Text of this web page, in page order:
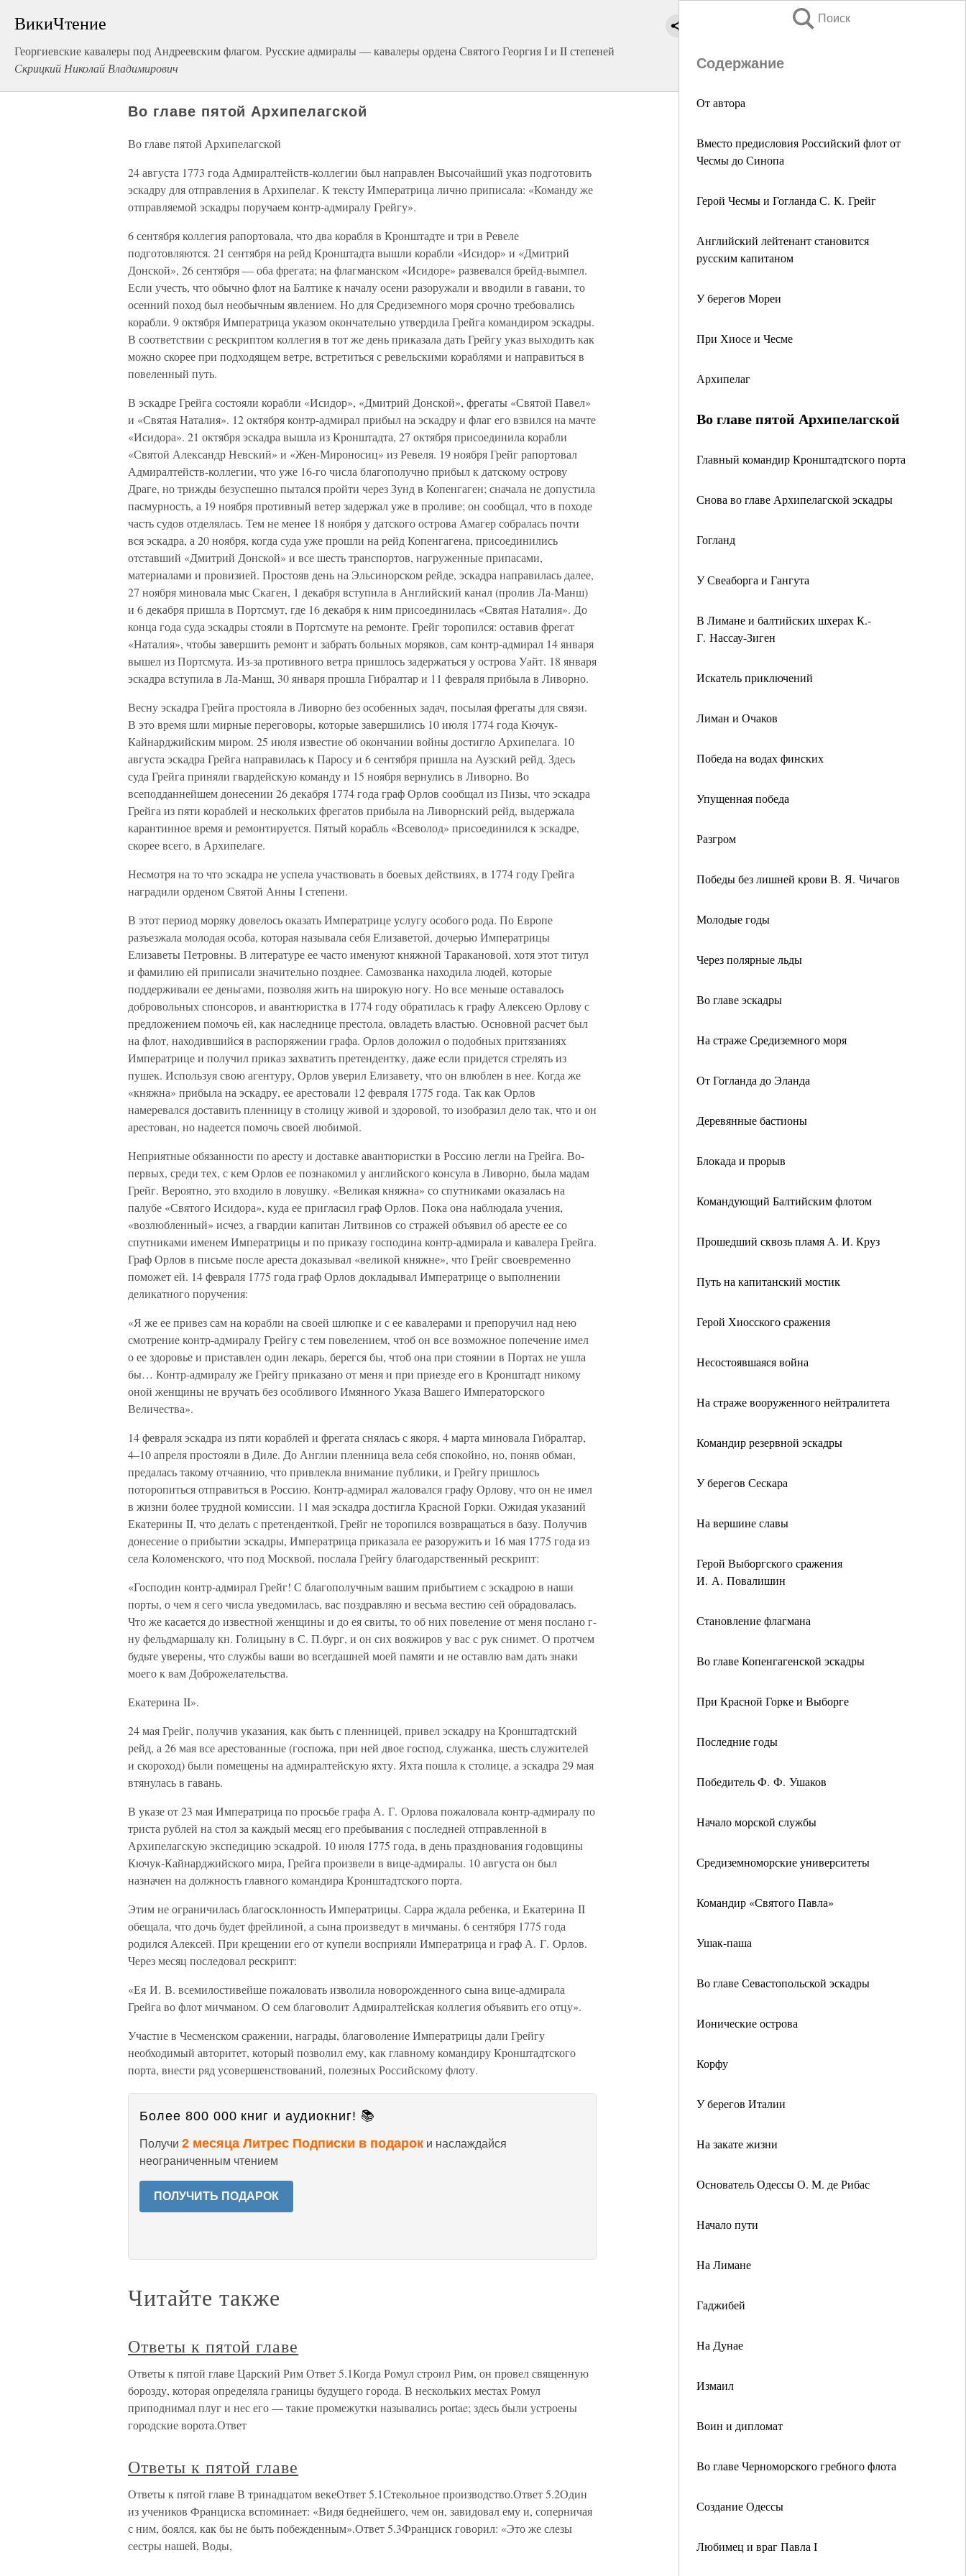
ВикиЧтение
Георгиевские кавалеры под Андреевским флагом. Русские адмиралы — кавалеры ордена Святого Георгия I и II степеней
Скрицкий Николай Владимирович
Поиск
Содержание
От автора
Вместо предисловия Российский флот от
Чесмы до Синопа
Герой Чесмы и Гогланда С. К. Грейг
Английский лейтенант становится
русским капитаном
У берегов Мореи
При Хиосе и Чесме
Архипелаг
Во главе пятой Архипелагской
Главный командир Кронштадтского порта
Снова во главе Архипелагской эскадры
Гогланд
У Свеаборга и Гангута
В Лимане и балтийских шхерах К.-
Г. Нассау-Зиген
Искатель приключений
Лиман и Очаков
Победа на водах финских
Упущенная победа
Разгром
Победы без лишней крови В. Я. Чичагов
Молодые годы
Через полярные льды
Во главе эскадры
На страже Средиземного моря
От Гогланда до Эланда
Деревянные бастионы
Блокада и прорыв
Командующий Балтийским флотом
Прошедший сквозь пламя А. И. Круз
Путь на капитанский мостик
Герой Хиосского сражения
Несостоявшаяся война
На страже вооруженного нейтралитета
Командир резервной эскадры
У берегов Сескара
На вершине славы
Герой Выборгского сражения
И. А. Повалишин
Становление флагмана
Во главе Копенгагенской эскадры
При Красной Горке и Выборге
Последние годы
Победитель Ф. Ф. Ушаков
Начало морской службы
Средиземноморские университеты
Командир «Святого Павла»
Ушак-паша
Во главе Севастопольской эскадры
Ионические острова
Корфу
У берегов Италии
На закате жизни
Основатель Одессы О. М. де Рибас
Начало пути
На Лимане
Гаджибей
На Дунае
Измаил
Воин и дипломат
Во главе Черноморского гребного флота
Создание Одессы
Любимец и враг Павла I
Во главе пятой Архипелагской
Во главе пятой Архипелагской
24 августа 1773 года Адмиралтейств-коллегии был направлен Высочайший указ подготовить
эскадру для отправления в Архипелаг. К тексту Императрица лично приписала: «Команду же
отправляемой эскадры поручаем контр-адмиралу Грейгу».
6 сентября коллегия рапортовала, что два корабля в Кронштадте и три в Ревеле
подготовляются. 21 сентября на рейд Кронштадта вышли корабли «Исидор» и «Дмитрий
Донской», 26 сентября — оба фрегата; на флагманском «Исидоре» развевался брейд-вымпел.
Если учесть, что обычно флот на Балтике к началу осени разоружали и вводили в гавани, то
осенний поход был необычным явлением. Но для Средиземного моря срочно требовались
корабли. 9 октября Императрица указом окончательно утвердила Грейга командиром эскадры.
В соответствии с рескриптом коллегия в тот же день приказала дать Грейгу указ выходить как
можно скорее при подходящем ветре, встретиться с ревельскими кораблями и направиться в
повеленный путь.
В эскадре Грейга состояли корабли «Исидор», «Дмитрий Донской», фрегаты «Святой Павел»
и «Святая Наталия». 12 октября контр-адмирал прибыл на эскадру и флаг его взвился на мачте
«Исидора». 21 октября эскадра вышла из Кронштадта, 27 октября присоединила корабли
«Святой Александр Невский» и «Жен-Мироносиц» из Ревеля. 19 ноября Грейг рапортовал
Адмиралтейств-коллегии, что уже 16-го числа благополучно прибыл к датскому острову
Драге, но трижды безуспешно пытался пройти через Зунд в Копенгаген; сначала не допустила
пасмурность, а 19 ноября противный ветер задержал уже в проливе; он сообщал, что в походе
часть судов отделялась. Тем не менее 18 ноября у датского острова Амагер собралась почти
вся эскадра, а 20 ноября, когда суда уже прошли на рейд Копенгагена, присоединились
отставший «Дмитрий Донской» и все шесть транспортов, нагруженные припасами,
материалами и провизией. Простояв день на Эльсинорском рейде, эскадра направилась далее,
27 ноября миновала мыс Скаген, 1 декабря вступила в Английский канал (пролив Ла-Манш)
и 6 декабря пришла в Портсмут, где 16 декабря к ним присоединилась «Святая Наталия». До
конца года суда эскадры стояли в Портсмуте на ремонте. Грейг торопился: оставив фрегат
«Наталия», чтобы завершить ремонт и забрать больных моряков, сам контр-адмирал 14 января
вышел из Портсмута. Из-за противного ветра пришлось задержаться у острова Уайт. 18 января
эскадра вступила в Ла-Манш, 30 января прошла Гибралтар и 11 февраля прибыла в Ливорно.
Весну эскадра Грейга простояла в Ливорно без особенных задач, посылая фрегаты для связи.
В это время шли мирные переговоры, которые завершились 10 июля 1774 года Кючук-
Кайнарджийским миром. 25 июля известие об окончании войны достигло Архипелага. 10
августа эскадра Грейга направилась к Паросу и 6 сентября пришла на Аузский рейд. Здесь
суда Грейга приняли гвардейскую команду и 15 ноября вернулись в Ливорно. Во
всеподданнейшем донесении 26 декабря 1774 года граф Орлов сообщал из Пизы, что эскадра
Грейга из пяти кораблей и нескольких фрегатов прибыла на Ливорнский рейд, выдержала
карантинное время и ремонтируется. Пятый корабль «Всеволод» присоединился к эскадре,
скорее всего, в Архипелаге.
Несмотря на то что эскадра не успела участвовать в боевых действиях, в 1774 году Грейга
наградили орденом Святой Анны I степени.
В этот период моряку довелось оказать Императрице услугу особого рода. По Европе
разъезжала молодая особа, которая называла себя Елизаветой, дочерью Императрицы
Елизаветы Петровны. В литературе ее часто именуют княжной Таракановой, хотя этот титул
и фамилию ей приписали значительно позднее. Самозванка находила людей, которые
поддерживали ее деньгами, позволяя жить на широкую ногу. Но все меньше оставалось
добровольных спонсоров, и авантюристка в 1774 году обратилась к графу Алексею Орлову с
предложением помочь ей, как наследнице престола, овладеть властью. Основной расчет был
на флот, находившийся в распоряжении графа. Орлов доложил о подобных притязаниях
Императрице и получил приказ захватить претендентку, даже если придется стрелять из
пушек. Используя свою агентуру, Орлов уверил Елизавету, что он влюблен в нее. Когда же
«княжна» прибыла на эскадру, ее арестовали 12 февраля 1775 года. Так как Орлов
намеревался доставить пленницу в столицу живой и здоровой, то изобразил дело так, что и он
арестован, но надеется помочь своей любимой.
Неприятные обязанности по аресту и доставке авантюристки в Россию легли на Грейга. Во-
первых, среди тех, с кем Орлов ее познакомил у английского консула в Ливорно, была мадам
Грейг. Вероятно, это входило в ловушку. «Великая княжна» со спутниками оказалась на
палубе «Святого Исидора», куда ее пригласил граф Орлов. Пока она наблюдала учения,
«возлюбленный» исчез, а гвардии капитан Литвинов со стражей объявил об аресте ее со
спутниками именем Императрицы и по приказу господина контр-адмирала и кавалера Грейга.
Граф Орлов в письме после ареста доказывал «великой княжне», что Грейг своевременно
поможет ей. 14 февраля 1775 года граф Орлов докладывал Императрице о выполнении
деликатного поручения:
«Я же ее привез сам на корабли на своей шлюпке и с ее кавалерами и препоручил над нею
смотрение контр-адмиралу Грейгу с тем повелением, чтоб он все возможное попечение имел
о ее здоровье и приставлен один лекарь, берегся бы, чтоб она при стоянии в Портах не ушла
бы… Контр-адмиралу же Грейгу приказано от меня и при приезде его в Кронштадт никому
оной женщины не вручать без особливого Имянного Указа Вашего Императорского
Величества».
14 февраля эскадра из пяти кораблей и фрегата снялась с якоря, 4 марта миновала Гибралтар,
4–10 апреля простояли в Диле. До Англии пленница вела себя спокойно, но, поняв обман,
предалась такому отчаянию, что привлекла внимание публики, и Грейгу пришлось
поторопиться отправиться в Россию. Контр-адмирал жаловался графу Орлову, что он не имел
в жизни более трудной комиссии. 11 мая эскадра достигла Красной Горки. Ожидая указаний
Екатерины II, что делать с претенденткой, Грейг не торопился возвращаться в базу. Получив
донесение о прибытии эскадры, Императрица приказала ее разоружить и 16 мая 1775 года из
села Коломенского, что под Москвой, послала Грейгу благодарственный рескрипт:
«Господин контр-адмирал Грейг! С благополучным вашим прибытием с эскадрою в наши
порты, о чем я сего числа уведомилась, вас поздравляю и весьма вестию сей обрадовалась.
Что же касается до известной женщины и до ея свиты, то об них повеление от меня послано г-
ну фельдмаршалу кн. Голицыну в С. П.бург, и он сих вояжиров у вас с рук снимет. О протчем
будьте уверены, что службы ваши во всегдашней моей памяти и не оставлю вам дать знаки
моего к вам Доброжелательства.
Екатерина II».
24 мая Грейг, получив указания, как быть с пленницей, привел эскадру на Кронштадтский
рейд, а 26 мая все арестованные (госпожа, при ней двое господ, служанка, шесть служителей
и скороход) были помещены на адмиралтейскую яхту. Яхта пошла к столице, а эскадра 29 мая
втянулась в гавань.
В указе от 23 мая Императрица по просьбе графа А. Г. Орлова пожаловала контр-адмиралу по
триста рублей на стол за каждый месяц его пребывания с последней отправленной в
Архипелагскую экспедицию эскадрой. 10 июля 1775 года, в день празднования годовщины
Кючук-Кайнарджийского мира, Грейга произвели в вице-адмиралы. 10 августа он был
назначен на должность главного командира Кронштадтского порта.
Этим не ограничилась благосклонность Императрицы. Сарра ждала ребенка, и Екатерина II
обещала, что дочь будет фрейлиной, а сына произведут в мичманы. 6 сентября 1775 года
родился Алексей. При крещении его от купели восприяли Императрица и граф А. Г. Орлов.
Через месяц последовал рескрипт:
«Ея И. В. всемилостивейше пожаловать изволила новорожденного сына вице-адмирала
Грейга во флот мичманом. О сем благоволит Адмиралтейская коллегия объявить его отцу».
Участие в Чесменском сражении, награды, благоволение Императрицы дали Грейгу
необходимый авторитет, который позволил ему, как главному командиру Кронштадтского
порта, внести ряд усовершенствований, полезных Российскому флоту.
Более 800 000 книг и аудиокниг! 📚
Получи 2 месяца Литрес Подписки в подарок и наслаждайся
неограниченным чтением
ПОЛУЧИТЬ ПОДАРОК
Читайте также
Ответы к пятой главе
Ответы к пятой главе Царский Рим Ответ 5.1Когда Ромул строил Рим, он провел священную
борозду, которая определяла границы будущего города. В нескольких местах Ромул
приподнимал плуг и нес его — такие промежутки назывались portae; здесь были устроены
городские ворота.Ответ
Ответы к пятой главе
Ответы к пятой главе В тринадцатом векеОтвет 5.1Стекольное производство.Ответ 5.2Один
из учеников Франциска вспоминает: «Видя беднейшего, чем он, завидовал ему и, соперничая
с ним, боялся, как бы не быть побежденным».Ответ 5.3Франциск говорил: «Это же слезы
сестры нашей, Воды,